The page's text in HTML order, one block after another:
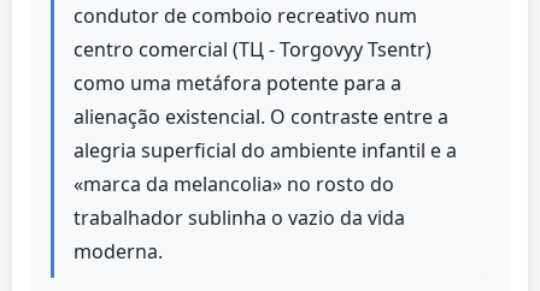
condutor de comboio recreativo num
centro comercial (ТЦ - Torgovyy Tsentr)
como uma metáfora potente para a
alienação existencial. O contraste entre a
alegria superficial do ambiente infantil e a
«marca da melancolia» no rosto do
trabalhador sublinha o vazio da vida
moderna.